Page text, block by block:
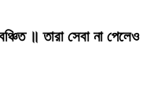
॥ তারা সেবা না পেলেও